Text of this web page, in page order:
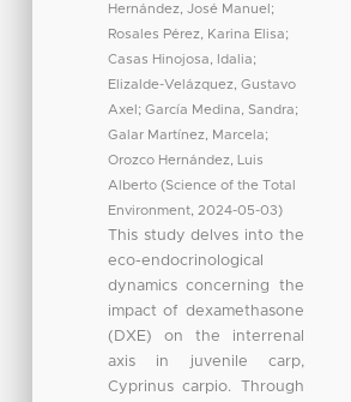
Hernández, José Manuel ;
Rosales Pérez, Karina Elisa;
Casas Hinojosa, Idalia;
Elizalde-Velázquez, Gustavo
Axel ; García Medina, Sandra;
Galar Martínez, Marcela;
Orozco Hernández, Luis
Alberto (Science of the Total
Environment, 2024-05-03)
This study delves into the
eco-endocrinological
dynamics concerning the
impact of dexamethasone
(DXE) on the interrenal
axis in juvenile carp,
Cyprinus carpio. Through